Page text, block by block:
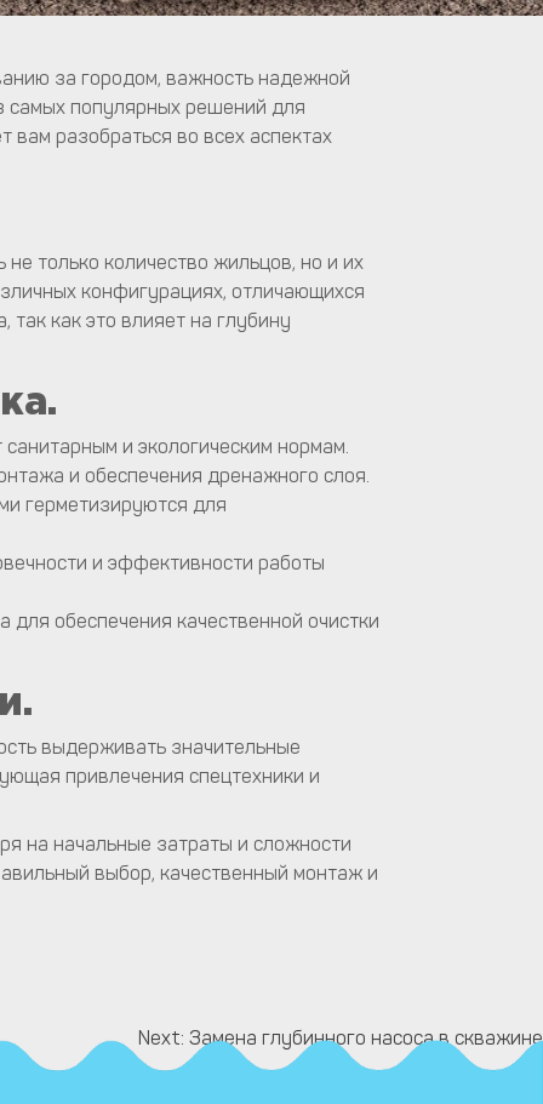
за городом, важность надежной
самых популярных решений для
вам разобраться во всех аспектах
только количество жильцов, но и их
конфигурациях, отличающихся
как это влияет на глубину
и экологическим нормам.
и обеспечения дренажного слоя.
герметизируются для
и эффективности работы
обеспечения качественной очистки
выдерживать значительные
привлечения спецтехники и
на начальные затраты и сложности
выбор, качественный монтаж и
Next: Замена глубинного насоса в скважине